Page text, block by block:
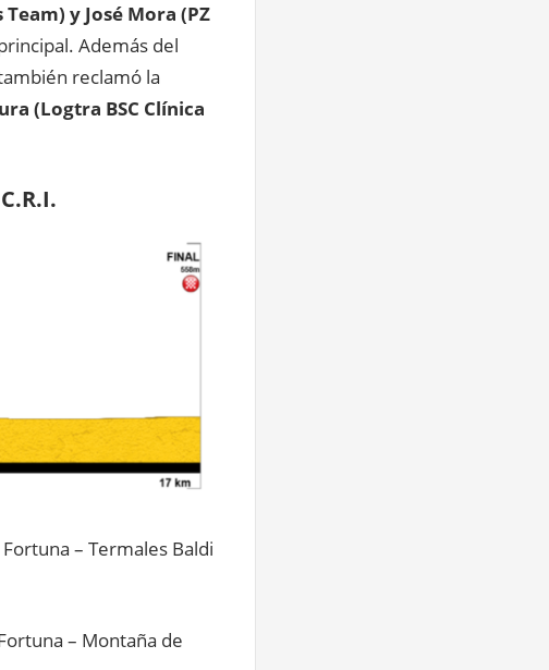
y José Mora (PZ
Además del
reclamó la
(Logtra BSC Clínica
– Termales Baldi
– Montaña de